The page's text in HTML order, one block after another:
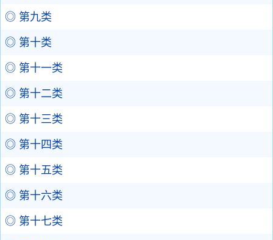
◎ 第九类
◎ 第十类
◎ 第十一类
◎ 第十二类
◎ 第十三类
◎ 第十四类
◎ 第十五类
◎ 第十六类
◎ 第十七类